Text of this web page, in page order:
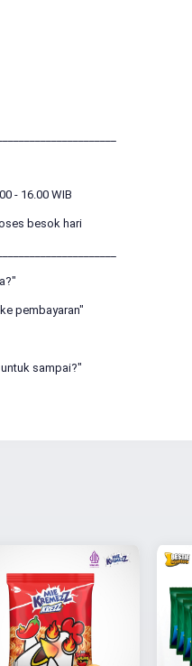
- 16.00 WIB
besok hari
pembayaran"
sampai?"